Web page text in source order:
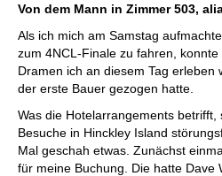
Von dem Mann in Zimmer 503,
Als ich mich am Samstag
zum 4NCL-Finale zu fahren,
Dramen ich an diesem Tag erleben
der erste Bauer gezogen hatte.
Was die Hotelarrangements
Besuche in Hinckley Island
Mal geschah etwas. Zunächst
für meine Buchung. Die hatte Dave